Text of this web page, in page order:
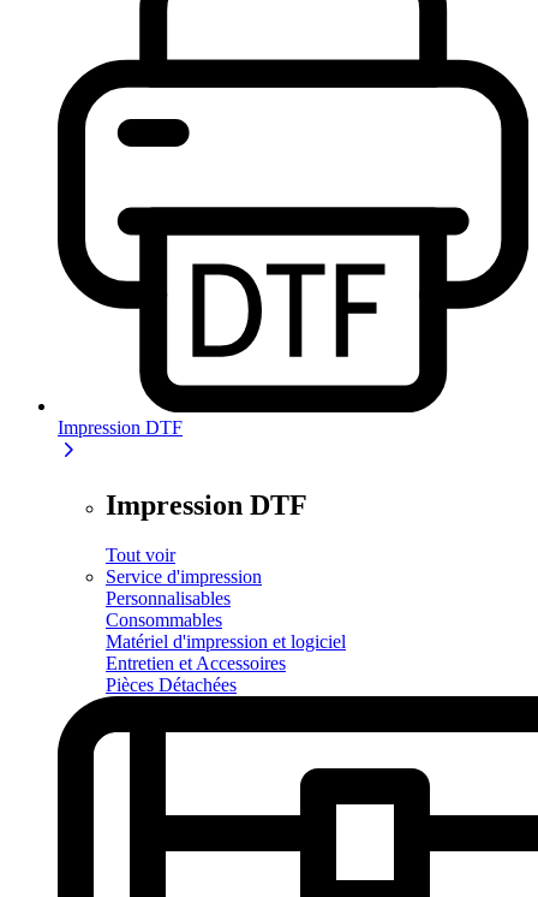
Impression DTF
Impression DTF
Tout voir
Service d'impression
Personnalisables
Consommables
Matériel d'impression et logiciel
Entretien et Accessoires
Pièces Détachées